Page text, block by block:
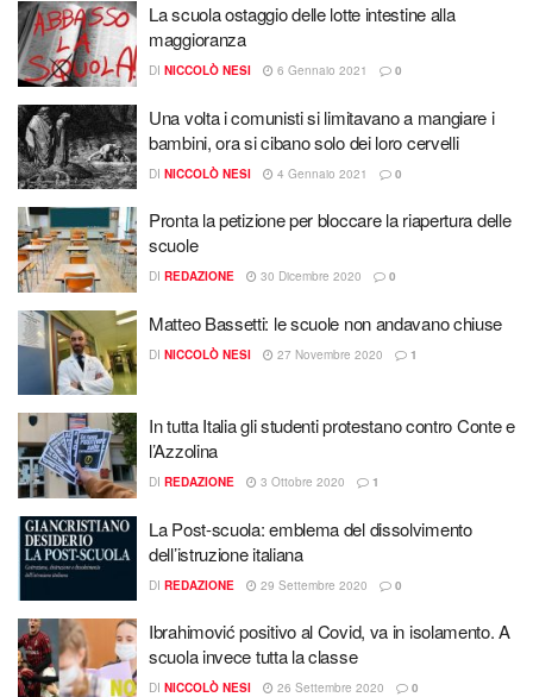
La scuola ostaggio delle lotte intestine alla
maggioranza
DI NICCOLÒ NESI 6 Gennaio 2021 0
Una volta i comunisti si limitavano a mangiare i
bambini, ora si cibano solo dei loro cervelli
DI NICCOLÒ NESI 4 Gennaio 2021 0
Pronta la petizione per bloccare la riapertura delle
scuole
DI REDAZIONE 30 Dicembre 2020 0
Matteo Bassetti: le scuole non andavano chiuse
DI NICCOLÒ NESI 27 Novembre 2020 1
In tutta Italia gli studenti protestano contro Conte e
l’Azzolina
DI REDAZIONE 3 Ottobre 2020 1
La Post-scuola: emblema del dissolvimento
dell’istruzione italiana
DI REDAZIONE 29 Settembre 2020 0
Ibrahimović positivo al Covid, va in isolamento. A
scuola invece tutta la classe
DI NICCOLÒ NESI 26 Settembre 2020 0